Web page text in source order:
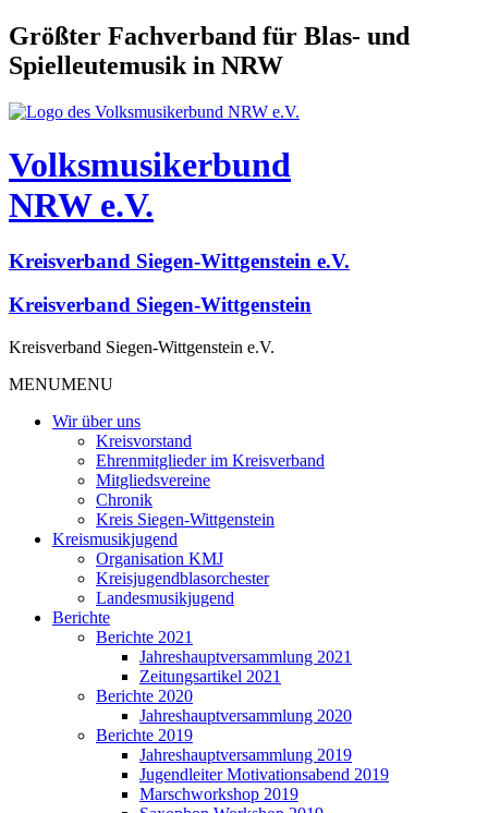
Größter Fachverband für Blas- und
Spielleutemusik in NRW
Volksmusikerbund
NRW e.V.
Kreisverband Siegen-Wittgenstein e.V.
Kreisverband Siegen-Wittgenstein
Kreisverband Siegen-Wittgenstein e.V.
MENUMENU
Wir über uns
Kreisvorstand
Ehrenmitglieder im Kreisverband
Mitgliedsvereine
Chronik
Kreis Siegen-Wittgenstein
Kreismusikjugend
Organisation KMJ
Kreisjugendblasorchester
Landesmusikjugend
Berichte
Berichte 2021
Jahreshauptversammlung 2021
Zeitungsartikel 2021
Berichte 2020
Jahreshauptversammlung 2020
Berichte 2019
Jahreshauptversammlung 2019
Jugendleiter Motivationsabend 2019
Marschworkshop 2019